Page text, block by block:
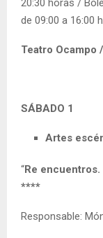
de 09:00 a 16:00
Teatro Ocampo
SÁBADO 1
Artes
“Re
****
Responsable: